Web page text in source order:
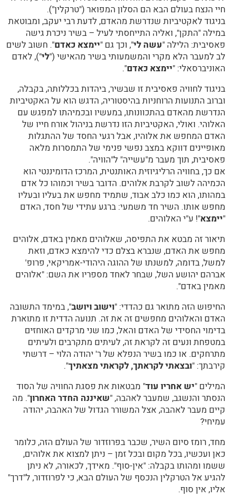
חיי הנצח בעולם הבא הם הסלון המפואר ("טרקלין").
בניגוד לאקטיביות שנדרשת מהאדם, לדעת רבי יעקב, ומבוטאת
במילה "התקן", ואליה התייחסתי לעיל – בשיר ניכרת גישה
פאסיבית: הלילה "עשה לי", וכך גם "יימצא כאדם". חשוב לשים
לב למעבר הלא מקרי והמשמעותי בשיר מהאישי ("לי"), לאדם
האוניברסאלי: "יימצא כאדם".
בניגוד לחוויה פאסיבית זו שבשיר, ביהדות בכללותה, בקבלה,
וברוב התנועות הרוחניות בהיסטוריה, הדגש הוא על האקטיביות
הנדרשת מהאדם בהתכוונותו, במעשיו ובכמיהתו למפגש עם
האלוהי. ואולי, האקטיביות הזו נדרשת בניהול אורח חייו של
האדם המחפש את אלוהיו, אבל רגעי החסד של ההתגלות
מאופיינים דווקא במצב נפשי פנימי של התמסרות מלאה
פאסיבית, תוך מעבר מ"עשייה" ל"הוויה".
אם כך, בחוויה הרליגיוזית האותנטית, המרכז הדומיננטי הוא
הכמיהה לשוב לקרבת אלוהים. הדובר בשיר וכמוהו כל אדם
במהותו, הוא כמו כלב אבוד, שתמיד מחפש את בעליו ובעליו
מחפש אותו. השיר חד משמעי: ברגע עתידי של חסד, האדם
"יימצא"! ע"י האלוהים.
תיאור זה מבטא את התפיסה, שאלוהים מאמין באדם, אלוהים
מחפש את האדם, שנברא בצלם כדי להימצא כאדם, וזאת
למשל, בדומה, למשנתו של ההוגה היהודי-אמריקאי, פרופ'
אברהם יהושע השל, שבחר לאחד מספריו את השם: "אלוהים
מאמין באדם".
החיפוש הזה מתואר גם כהדדי: "וישוב ויושב", במימד התשובה
האדם והאלוהים מחפשים זה את זה. תנועה הדדית זו מתוארת
בדימוי החסידי של האדם והאל, כמו שני מרקדים האוחזים
במטפחת ונעים זה לקראת זה, לעיתים מתקרבים ולעיתים
מתרחקים. או כמו בשיר הנפלא של ר' יהודה הלוי – דרשתי
קירבתך: "ובצאתי לקראתך, לקראתי מצאתיך".
המילים "יש אחריו עוד" מבטאות את פסגת החוויה של הסוד
הנסתר והנשגב, שמעבר לאהבה, "שאיננה החדר האחרון". מה
קיים מעבר לאהבה, אצל המשורר הגדול של האהבה, יהודה
עמיחי?
מחד, רומז סיום השיר, שכבר בפרוזדור של העולם הזה, כלומר
כאן ועכשיו, בכל מקום ובכל זמן – ניתן למצוא את אלוהים,
ששמו ומהותו בקבלה: "אין-סוף". מאידך, לכאורה, לא ניתן
להגיע אל הטרקלין הנכסף של העולם הבא, כי לפרוזדור, ל"דרך"
אליו, אין סוף.